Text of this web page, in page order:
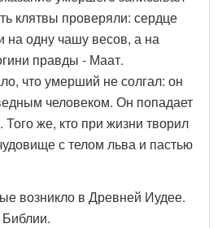
клятвы проверяли: сердце
на одну чашу весов, а на
правды - Маат.
что умерший не солгал: он
человеком. Он попадает
же, кто при жизни творил
с телом льва и пастью
возникло в Древней Иудее.